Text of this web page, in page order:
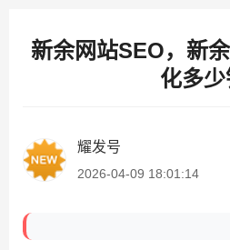
新余网站SEO，新
化多
耀发号
2026-04-09 18:01:14